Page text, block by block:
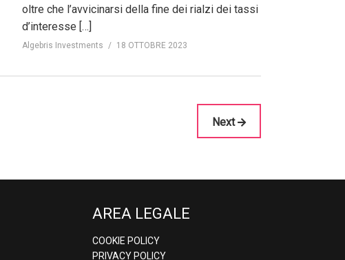
oltre che l’avvicinarsi della fine dei rialzi dei tassi
d’interesse […]
Algebris Investments 18 OTTOBRE 2023
Next
AREA LEGALE
COOKIE POLICY
PRIVACY POLICY